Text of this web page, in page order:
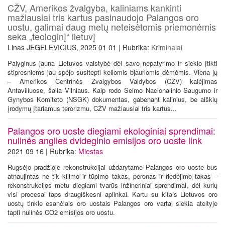
CŽV, Amerikos žvalgyba, kaliniams kankinti
mažiausiai tris kartus pasinaudojo Palangos oro
uostu, galimai daug metų neteisėtomis priemonėmis
seka „teologinį“ lietuvį
Linas JEGELEVIČIUS, 2025 01 01 | Rubrika: Kriminalai
Palyginus jauna Lietuvos valstybė dėl savo nepatyrimo ir siekio įtikti
stipresniems jau spėjo susitepti keliomis bjauriomis dėmėmis. Viena jų
– Amerikos Centrinės Žvalgybos Valdybos (CŽV) kalėjimas
Antaviliuose, šalia Vilniaus. Kaip rodo Seimo Nacionalinio Saugumo ir
Gynybos Komiteto (NSGK) dokumentas, gabenant kalinius, be aiškių
įrodymų įtariamus terorizmu, CŽV mažiausiai tris kartus...
Palangos oro uoste diegiami ekologiniai sprendimai:
nulinės anglies dvideginio emisijos oro uoste link
2021 09 16 | Rubrika: Miestas
Rugsėjo pradžioje rekonstrukcijai uždarytame Palangos oro uoste bus
atnaujintas ne tik kilimo ir tūpimo takas, peronas ir riedėjimo takas –
rekonstrukcijos metu diegiami tvarūs inžineriniai sprendimai, dėl kurių
visi procesai taps draugiškesni aplinkai. Kartu su kitais Lietuvos oro
uostų tinkle esančiais oro uostais Palangos oro vartai siekia ateityje
tapti nulinės CO2 emisijos oro uostu.